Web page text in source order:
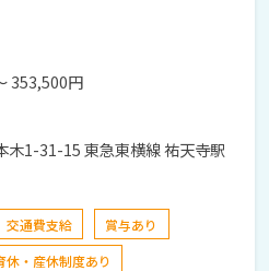
353,500円
急東横線 祐天寺駅
交通費支給
賞与あり
休・産休制度あり